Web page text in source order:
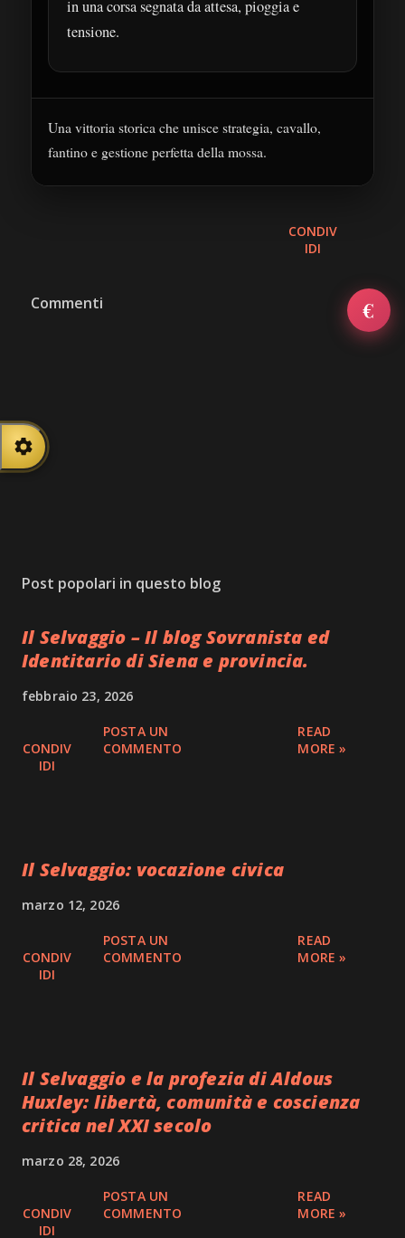
in una corsa segnata da attesa, pioggia e
tensione.
Una vittoria storica che unisce strategia, cavallo,
fantino e gestione perfetta della mossa.
CONDIV
IDI
Commenti
Post popolari in questo blog
Il Selvaggio – Il blog Sovranista ed
Identitario di Siena e provincia.
febbraio 23, 2026
CONDIV
IDI
POSTA UN
COMMENTO
READ
MORE »
Il Selvaggio: vocazione civica
marzo 12, 2026
CONDIV
IDI
POSTA UN
COMMENTO
READ
MORE »
Il Selvaggio e la profezia di Aldous
Huxley: libertà, comunità e coscienza
critica nel XXI secolo
marzo 28, 2026
CONDIV
IDI
POSTA UN
COMMENTO
READ
MORE »
NEWSLETTER — IL SELVAGGIO · SIENA €